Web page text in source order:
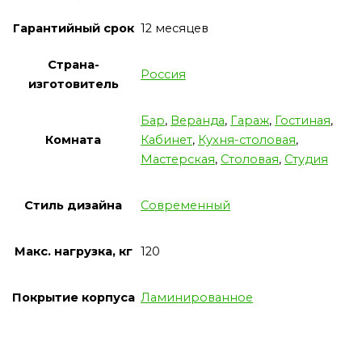
Гарантийный срок 12 месяцев
Страна-
изготовитель
Россия
Комната
Бар, Веранда, Гараж, Гостиная,
Кабинет, Кухня-столовая,
Мастерская, Столовая, Студия
Стиль дизайна Современный
Макс. нагрузка, кг 120
Покрытие корпуса Ламинированное